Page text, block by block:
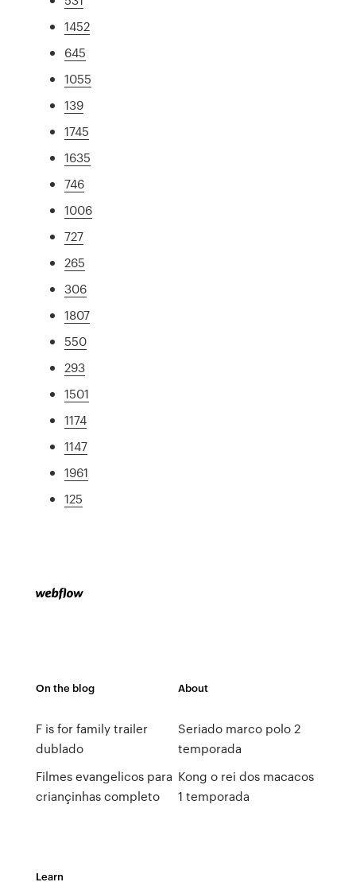
1452
645
1055
139
1745
1635
746
1006
727
265
306
1807
550
293
1501
1174
1147
1961
125
On the blog
F is for family trailer
dublado
Filmes evangelicos para
criançinhas completo
About
Seriado marco polo 2
temporada
Kong o rei dos macacos
1 temporada
Learn